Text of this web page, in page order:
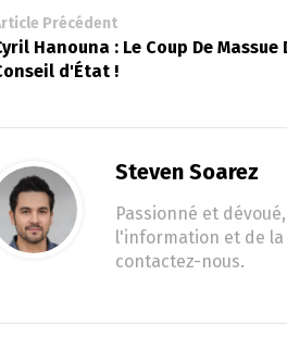
Précédent
Hanouna : Le Coup De Massue
d'État !
Steven Soarez
Passionné et
l'information et de
contactez-nous.